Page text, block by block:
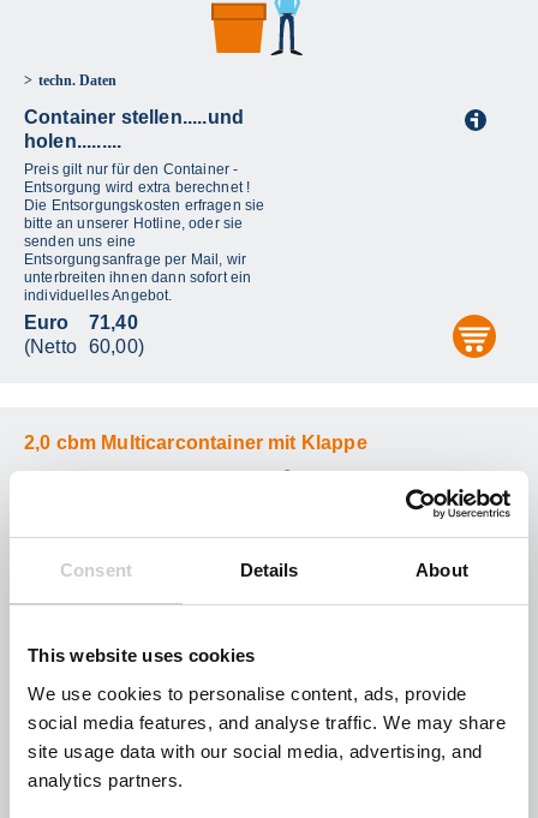
Consent Details About
This website uses cookies
We use cookies to personalise content, ads, provide
social media features, and analyse traffic. We may share
site usage data with our social media, advertising, and
analytics partners.
techn. Daten
Container stellen.....und
holen.........
Preis gilt nur für den Container -
Entsorgung wird extra berechnet !
Die Entsorgungskosten erfragen sie
bitte an unserer Hotline, oder sie
senden uns eine
Entsorgungsanfrage per Mail, wir
unterbreiten ihnen dann sofort ein
individuelles Angebot.
Euro
(Netto
71,40
60,00)
2,0 cbm Multicarcontainer mit Klappe
techn. Daten
Entsorgung wird extra berechnet !
Die Entsorgungskosten erfragen sie
bitte an unserer Hotline, oder sie
Entsorgungsanfrage per Mail, wir
unterbreiten ihnen dann sofort ein
individuelles Angebot.